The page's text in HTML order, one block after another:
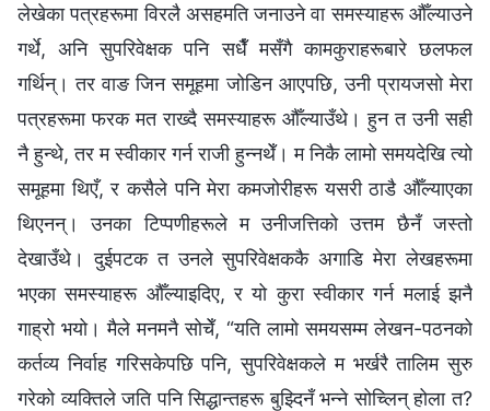
लेखेका पत्रहरूमा विरलै असहमति जनाउने वा समस्याहरू औँल्याउने
गर्थे, अनि सुपरिवेक्षक पनि सधैँ मसँगै कामकुराहरूबारे छलफल
गर्थिन्। तर वाङ जिन समूहमा जोडिन आएपछि, उनी प्रायजसो मेरा
पत्रहरूमा फरक मत राख्दै समस्याहरू औँल्याउँथे। हुन त उनी सही
नै हुन्थे, तर म स्वीकार गर्न राजी हुन्नथेँ। म निकै लामो समयदेखि त्यो
समूहमा थिएँ, र कसैले पनि मेरा कमजोरीहरू यसरी ठाडै औँल्याएका
थिएनन्। उनका टिप्पणीहरूले म उनीजत्तिको उत्तम छैनँ जस्तो
देखाउँथे। दुईपटक त उनले सुपरिवेक्षककै अगाडि मेरा लेखहरूमा
भएका समस्याहरू औँल्याइदिए, र यो कुरा स्वीकार गर्न मलाई झनै
गाह्रो भयो। मैले मनमनै सोचेँ, “यति लामो समयसम्म लेखन-पठनको
कर्तव्य निर्वाह गरिसकेपछि पनि, सुपरिवेक्षकले म भर्खरै तालिम सुरु
गरेको व्यक्तिले जति पनि सिद्धान्तहरू बुझ्दिनँ भन्ने सोच्लिन् होला त?